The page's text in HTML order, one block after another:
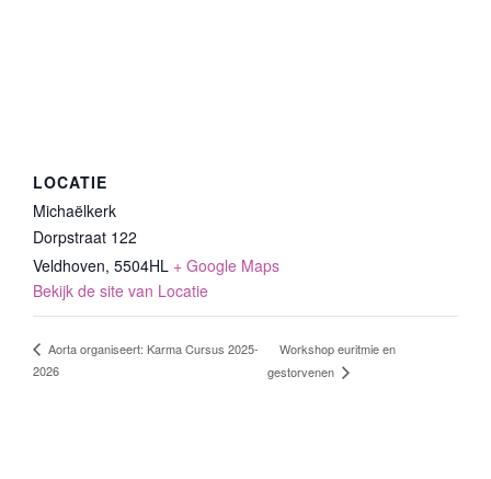
LOCATIE
Michaëlkerk
Dorpstraat 122
Veldhoven, 5504HL + Google Maps
Bekijk de site van Locatie
Aorta organiseert: Karma Cursus 2025-
2026
Workshop euritmie en
gestorvenen